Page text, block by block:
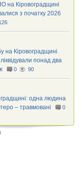
на Кіровоградщині
з початку 2026
на Кіровоградщині
понад два
0 90
одна людина
– травмовані
0